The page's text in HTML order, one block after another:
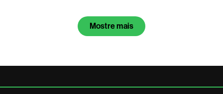
Mostre mais